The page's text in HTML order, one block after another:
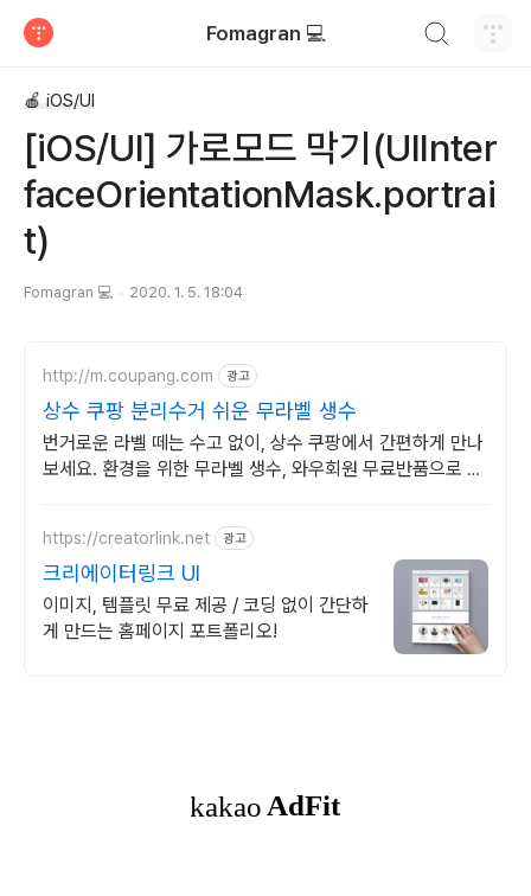
Fomagran 💻
🍎 iOS/UI
[iOS/UI] 가로모드 막기(UIInter
faceOrientationMask.portrai
t)
Fomagran 💻 2020. 1. 5. 18:04
http://m.coupang.com 광고
상수 쿠팡 분리수거 쉬운 무라벨 생수
번거로운 라벨 떼는 수고 없이, 상수 쿠팡에서 간편하게 만나
보세요. 환경을 위한 무라벨 생수, 와우회원 무료반품으로 안
https://creatorlink.net 광고
크리에이터링크 UI
이미지, 템플릿 무료 제공 / 코딩 없이 간단하
게 만드는 홈페이지 포트폴리오!